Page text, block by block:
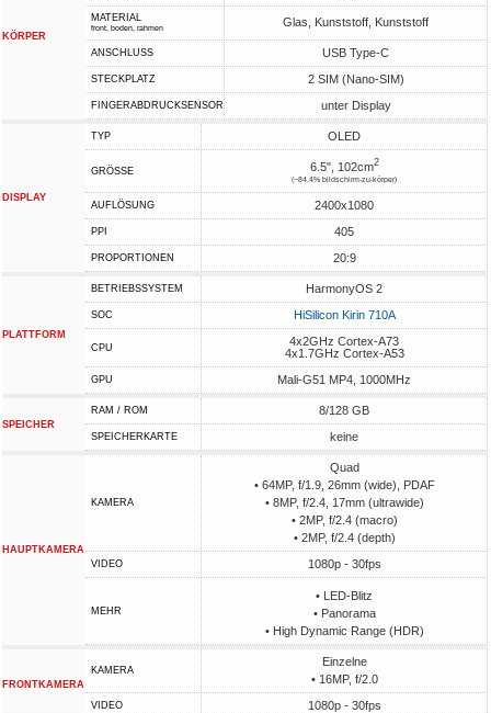
KÖRPER
MATERIAL
front, boden, rahmen Glas, Kunststoff, Kunststoff
ANSCHLUSS USB Type-C
STECKPLATZ 2 SIM (Nano-SIM)
FINGERABDRUCKSENSOR unter Display
DISPLAY
TYP OLED
GRÖSSE 6.5", 102cm2
(~84.4% bildschirm-zu-körper)
AUFLÖSUNG 2400x1080
PPI 405
PROPORTIONEN 20:9
PLATTFORM
BETRIEBSSYSTEM HarmonyOS 2
SOC HiSilicon Kirin 710A
CPU
4x2GHz Cortex-A73
4x1.7GHz Cortex-A53
GPU Mali-G51 MP4, 1000MHz
SPEICHER
RAM / ROM 8/128 GB
SPEICHERKARTE keine
HAUPTKAMERA
KAMERA
Quad
• 64MP, f/1.9, 26mm (wide), PDAF
• 8MP, f/2.4, 17mm (ultrawide)
• 2MP, f/2.4 (macro)
• 2MP, f/2.4 (depth)
VIDEO 1080p - 30fps
MEHR
• LED-Blitz
• Panorama
• High Dynamic Range (HDR)
FRONTKAMERA
KAMERA
Einzelne
• 16MP, f/2.0
VIDEO 1080p - 30fps